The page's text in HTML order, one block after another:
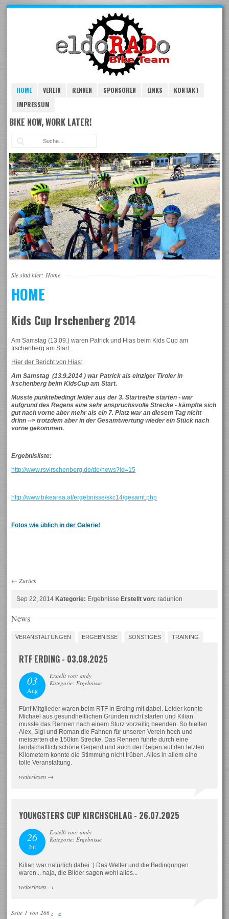
HOME VEREIN RENNEN SPONSOREN LINKS
KONTAKT
IMPRESSUM
BIKE NOW, WORK LATER!
Sie sind hier: Home
HOME
Kids Cup Irschenberg 2014
Am Samstag (13.09.) waren Patrick und Hias beim Kids Cup am
Irschenberg am Start.
Hier der Bericht von Hias:
Am Samstag (13.9.2014 ) war Patrick als einziger Tiroler in
Irschenberg beim KidsCup am Start.
Musste punktebedingt leider aus der 3. Startreihe starten - war
aufgrund des Regens eine sehr anspruchsvolle Strecke - kämpfte sich
gut nach vorne aber mehr als ein 7. Platz war an diesem Tag nicht
drinn --> trotzdem aber in derGesamtwertung wieder ein Stück nach
vorne gekommen.
Ergebnisliste:
http://www.rsvirschenberg.de/de/news?id=15
http://www.bikearea.at/ergebnisse/skc14/gesamt.php
Fotos wie üblich in der Galerie!
← Zurück
Sep 22, 2014Kategorie: ErgebnisseErstellt von: radunion
News
VERANSTALTUNGEN ERGEBNISSE SONSTIGES TRAINING
RTF ERDING - 03.08.2025
03
Aug
Erstellt von: andy
Kategorie: Ergebnisse
Fünf Mitglieder waren beim RTF in Erding mit dabei. Leider konnte
Michael aus gesundheitlichen Gründen nicht starten und Kilian
musste das Rennen nach einem Sturz vorzeitig beenden. So hielten
Alex, Sigi und Roman die Fahnen für unseren Verein hoch und
meisterten die 150km Strecke. Das Rennen führte durch eine
landschaftlich schöne Gegend und auch der Regen auf den letzten
Kilometern konnte die Stimmung nicht trüben. Alles in allem eine
tolle Veranstaltung.
weiterlesen →
YOUNGSTERS CUP KIRCHSCHLAG - 26.07.2025
26
Jul
Erstellt von: andy
Kategorie: Ergebnisse
Kilian war natürlich dabei :) Das Wetter und die Bedingungen
waren... naja, die Bilder sagen wohl alles...
weiterlesen →
Seite 1 von 266 › »